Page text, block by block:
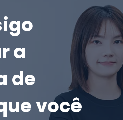
a
de
você